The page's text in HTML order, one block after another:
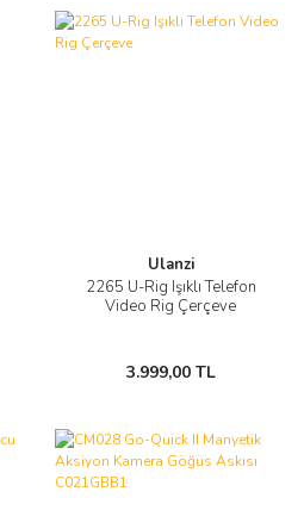
Ulanzi
2265 U-Rig Işıklı Telefon
Video Rig Çerçeve
3.999,00 TL